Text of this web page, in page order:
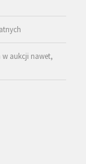
aukcji nawet,